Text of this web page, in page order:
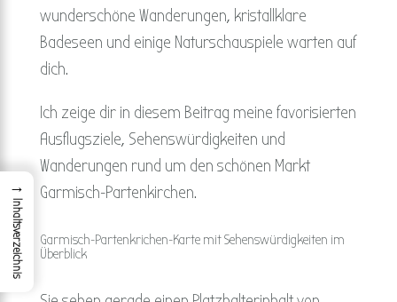
wunderschöne Wanderungen, kristallklare
Badeseen und einige Naturschauspiele warten auf
dich.
Ich zeige dir in diesem Beitrag meine favorisierten
Ausflugsziele, Sehenswürdigkeiten und
Wanderungen rund um den schönen Markt
Garmisch-Partenkirchen.
Garmisch-Partenkrichen-Karte mit Sehenswürdigkeiten im
Überblick
→
Inhaltsverzeichnis